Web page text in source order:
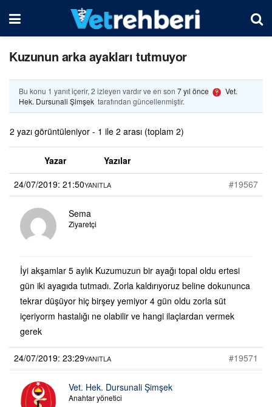
Kuzunun arka ayakları tutmuyor
Bu konu 1 yanıt içerir, 2 izleyen vardır ve en son 7 yıl önce
Vet.
Hek. Dursunali Şimşek tarafından güncellenmiştir.
2 yazı görüntüleniyor - 1 ile 2 arası (toplam 2)
Yazar
Yazılar
24/07/2019: 21:50
#19567
YANITLA
Sema
Ziyaretçi
İyi akşamlar 5 aylık Kuzumuzun bir ayağı topal oldu ertesi
gün iki ayagıda tutmadı. Zorla kaldırıyoruz beline dokununca
tekrar düşüyor hiç birşey yemiyor 4 gün oldu zorla süt
içeriyorm hastalığı ne olabilir ve hangi ilaçlardan vermek
gerek
24/07/2019: 23:29 #19571
YANITLA
Vet. Hek. Dursunali Şimşek
Anahtar yönetici